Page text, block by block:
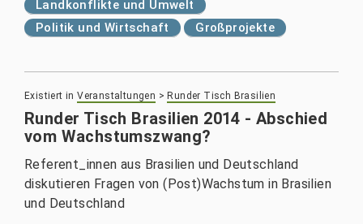
Landkonflikte und Umwelt
Politik und Wirtschaft
Großprojekte
Existiert in Veranstaltungen > Runder Tisch Brasilien
Runder Tisch Brasilien 2014 - Abschied
vom Wachstumszwang?
Referent_innen aus Brasilien und Deutschland
diskutieren Fragen von (Post)Wachstum in Brasilien
und Deutschland